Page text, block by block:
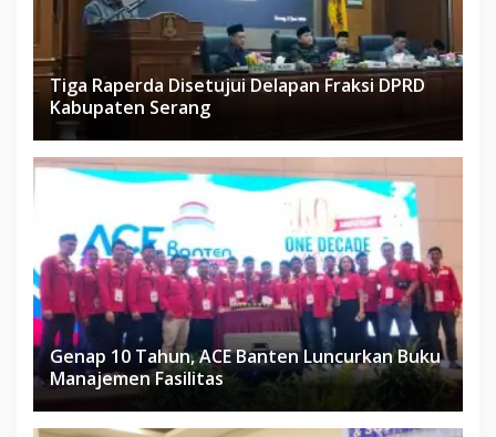
Tiga Raperda Disetujui Delapan Fraksi DPRD
Kabupaten Serang
Genap 10 Tahun, ACE Banten Luncurkan Buku
Manajemen Fasilitas